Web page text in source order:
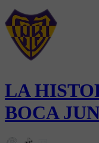
LA
BOCA